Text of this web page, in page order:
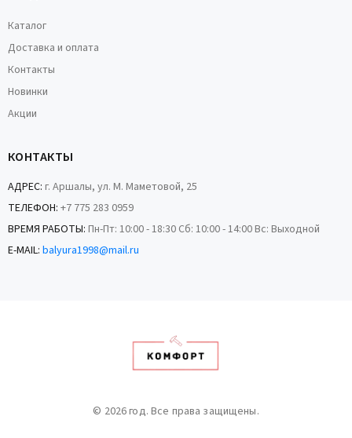
Каталог
Доставка и оплата
Контакты
Новинки
Акции
КОНТАКТЫ
АДРЕС: г. Аршалы, ул. М. Маметовой, 25
ТЕЛЕФОН: +7 775 283 0959
ВРЕМЯ РАБОТЫ: Пн-Пт: 10:00 - 18:30 Сб: 10:00 - 14:00 Вс: Выходной
E-MAIL: balyura1998@mail.ru
© 2026 год. Все права защищены.